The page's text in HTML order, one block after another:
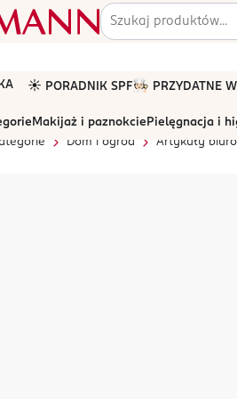
☀️ PORADNIK SPF🧑🏻‍🍳 PRZYDATNE
Makijaż i paznokcie Pielęgnacja i
Dom i ogród Artykuły